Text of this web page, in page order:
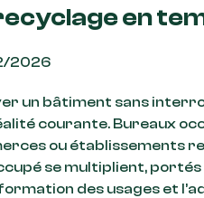
en
2026
un bâtiment sans
courante. Bureaux
ou établissements
se multiplient,
des usages et